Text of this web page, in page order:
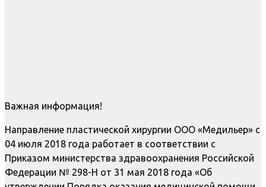
Важная информация!
Направление пластической хирургии ООО «Медильер» с
04 июля 2018 года работает в соответствии с
Приказом министерства здравоохранения Российской
Федерации № 298-Н от 31 мая 2018 года «Об